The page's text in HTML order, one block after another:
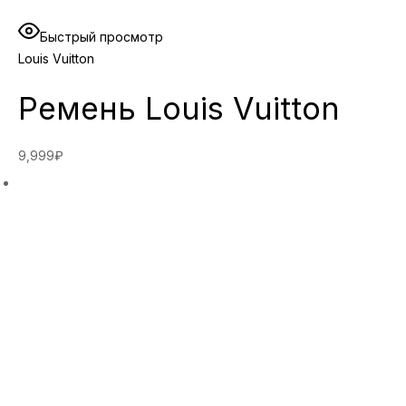
Быстрый просмотр
Louis Vuitton
Ремень Louis Vuitton
9,999₽